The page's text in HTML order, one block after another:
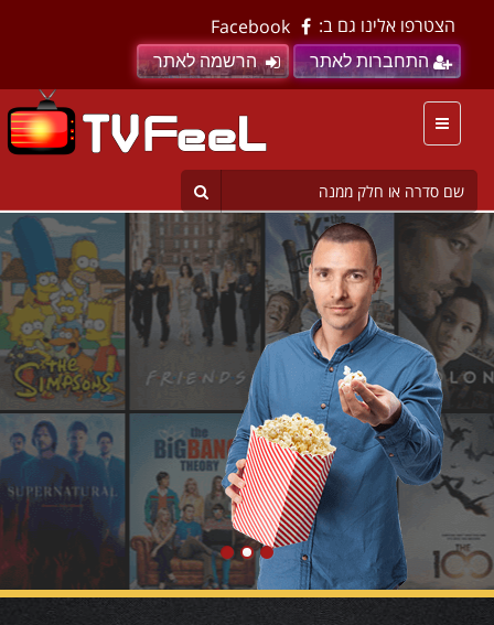
הצטרפו אלינו גם ב: Facebook
התחברות לאתר הרשמה לאתר